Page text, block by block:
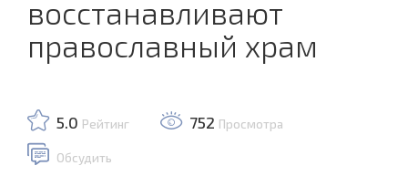
восстанавливают
православный храм
5.0 Рейтинг 752 Просмотра
Обсудить